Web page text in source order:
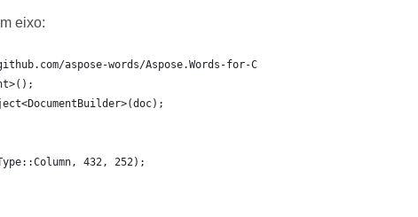
eixo:
aspose-words/Aspose.Words-for-C
432, 252);